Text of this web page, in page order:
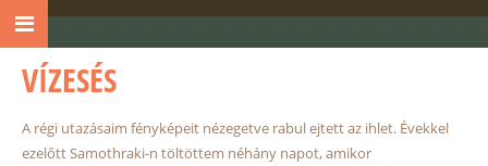
VÍZESÉS
A régi utazásaim fényképeit nézegetve rabul ejtett az ihlet. Évekkel
ezelőtt Samothraki-n töltöttem néhány napot, amikor